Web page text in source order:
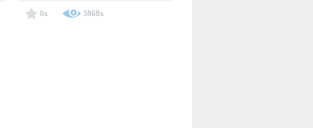
0x 3868x